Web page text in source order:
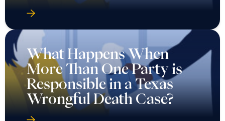
What Happens When
More Than One Party is
Responsible in a Texas
Wrongful Death Case?